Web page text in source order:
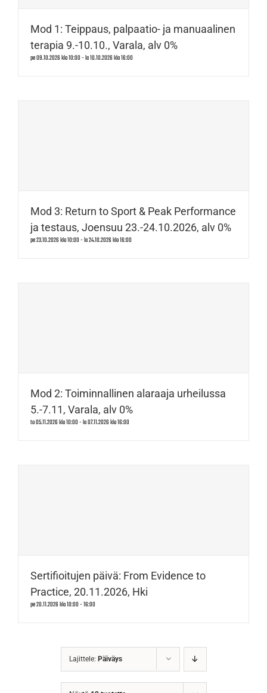
Mod 1: Teippaus, palpaatio- ja manuaalinen
terapia 9.-10.10., Varala, alv 0%
pe 09.10.2026 klo 10:00-la 10.10.2026 klo 16:00
Mod 3: Return to Sport & Peak Performance
ja testaus, Joensuu 23.-24.10.2026, alv 0%
pe 23.10.2026 klo 10:00-la 24.10.2026 klo 16:00
Mod 2: Toiminnallinen alaraaja urheilussa
5.-7.11, Varala, alv 0%
to 05.11.2026 klo 10:00-la 07.11.2026 klo 16:00
Sertifioitujen päivä: From Evidence to
Practice, 20.11.2026, Hki
pe 20.11.2026 klo 10:00-16:00
Lajittele: Päiväys